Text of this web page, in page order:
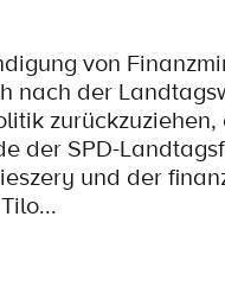
von
nach der
der SPD-
und der